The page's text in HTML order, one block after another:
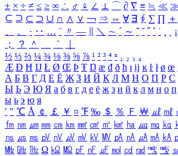
± × ÷ ≠ ≤ ≥ ∞ ∴ ♂ ♀ ∠ ⊥ ⌒ ∂ ∇ ≡ ≒ ≪
⊆ ⊇ ⊂ ⊃ ∪ ∩ ∧ ∨ ￢ ⇒ ⇔ ∀ ∃ ∮ ∑ ∏ ＋
、
。 · ‥ … ¨ 〃 ― ＼ ∼ ´ ～ ˇ ˘ ˝ ˚ ˙ ¸ ¡
；
？ ＾ ｀
½ ⅓ ⅔ ¼ ¾ ⅛ ⅜ ⅝ ⅞ ¹ ² ³ ⁴ ⁿ ₁ ₂ ₃ ₄
Æ Ð Ħ Ĳ Ł Ø Œ Þ Ŧ Ŋ æ đ ð ħ ı ĳ ĸ ŀ ł ø œ
А Б В Г Д Е Ё Ж З И Й К Л М Н О П Р С
Ы Ь Э Ю Я а б в г д е ё ж з и й к л м н о п
ы ь э ю я
′ ″ ℃ Å ￠ ￡ ￥ ¤ ℉ ‰ ＄ ％ Ｆ ￦ ㎕ ㎖
㎙ ㎚ ㎛ ㎜ ㎝ ㎞ ㎟ ㎠ ㎡ ㎢ ㏊ ㎍ ㎎ ㎏
㎱ ㎲ ㎳ ㎴ ㎵ ㎶ ㎷ ㎸ ㎹ ㎀ ㎁ ㎂ ㎃ ㎄
㎒ ㎓ ㎔ Ω ㏀ ㏁ ㎊ ㎋ ㎌ ㏖ ㏅ ㎭ ㎮ ㎯